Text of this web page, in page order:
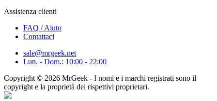
Assistenza clienti
FAQ / Aiuto
Contattaci
sale@mrgeek.net
Lun. - Dom.: 10:00 - 22:00
Copyright © 2026 MrGeek - I nomi e i marchi registrati sono il
copyright e la proprietà dei rispettivi proprietari.